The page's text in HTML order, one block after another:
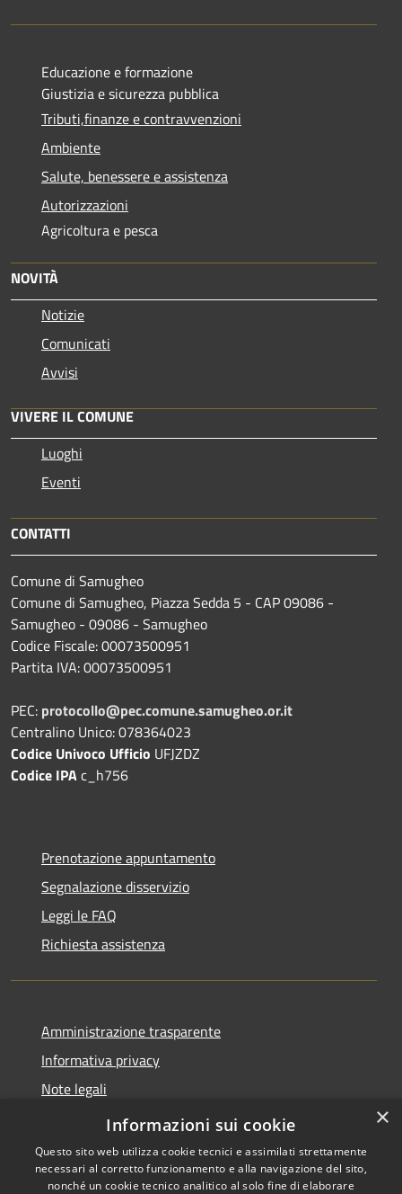
Educazione e formazione
Giustizia e sicurezza pubblica
Tributi,finanze e contravvenzioni
Ambiente
Salute, benessere e assistenza
Autorizzazioni
Agricoltura e pesca
NOVITÀ
Notizie
Comunicati
Avvisi
VIVERE IL COMUNE
Luoghi
Eventi
CONTATTI
Comune di Samugheo
Comune di Samugheo, Piazza Sedda 5 - CAP 09086 -
Samugheo - 09086 - Samugheo
Codice Fiscale: 00073500951
Partita IVA: 00073500951
PEC: protocollo@pec.comune.samugheo.or.it
Centralino Unico: 078364023
Codice Univoco Ufficio UFJZDZ
Codice IPAc_h756
Prenotazione appuntamento
Segnalazione disservizio
Leggi le FAQ
Richiesta assistenza
Amministrazione trasparente
Informativa privacy
Note legali
Dichiarazione di accessibilità
×
Informazioni sui cookie
Questo sito web utilizza cookie tecnici e assimilati strettamente
necessari al corretto funzionamento e alla navigazione del sito,
nonché un cookie tecnico analitico al solo fine di elaborare